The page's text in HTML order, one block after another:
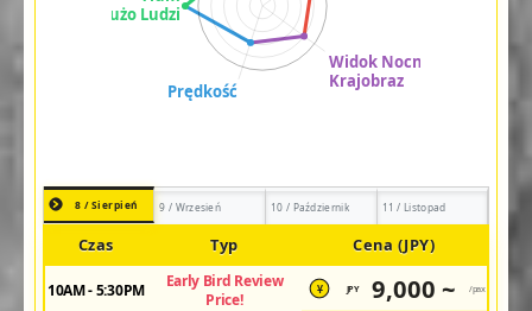
8 / Sierpień 9 / Wrzesień 10 / Październik 11 / Listopad
Czas Typ Cena (JPY)
10AM - 5:30PM
Early Bird Review
Price!
¥ JPY 9,000 ~ /pax